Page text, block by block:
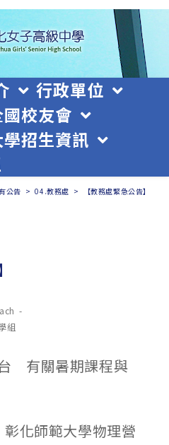
行政單位
校友會
學招生資訊
公告 > 04.教務處 > 【教務處緊急公告】
組
有關暑期課程與
化師範大學物理營